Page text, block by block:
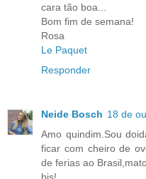
cara tão boa...
Bom fim de semana!
Rosa
Le Paquet
Responder
Neide Bosch 18 de
Amo quindim.Sou
ficar com cheiro de
de ferias ao